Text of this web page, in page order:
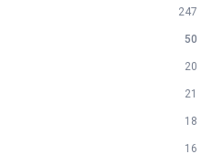
247
50
20
21
18
16